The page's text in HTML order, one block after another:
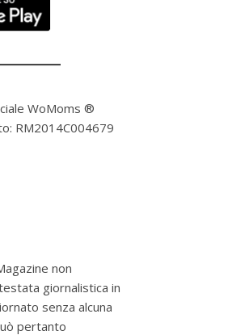
WoMoms ®
RM2014C004679
non
giornalistica in
senza alcuna
pertanto